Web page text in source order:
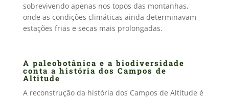
sobrevivendo apenas nos topos das montanhas,
onde as condições climáticas ainda determinavam
estações frias e secas mais prolongadas.
A paleobotânica e a biodiversidade
conta a história dos Campos de
Altitude
A reconstrução da história dos Campos de Altitude é